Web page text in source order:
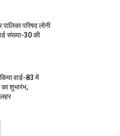
परिषद लोनी
संख्या-30 की
वार्ड-83 में
का शुभारंभ,
लहर